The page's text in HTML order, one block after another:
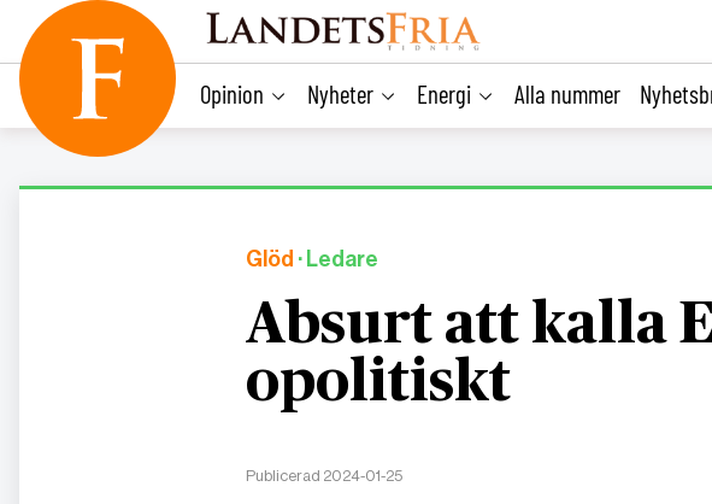
content
Opinion Nyheter Energi Alla nummer
Glöd · Ledare
Absurt att kalla
opolitiskt
Publicerad 2024-01-25